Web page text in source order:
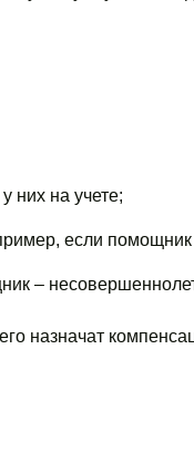
них на учете;
если помощник
–
назначат